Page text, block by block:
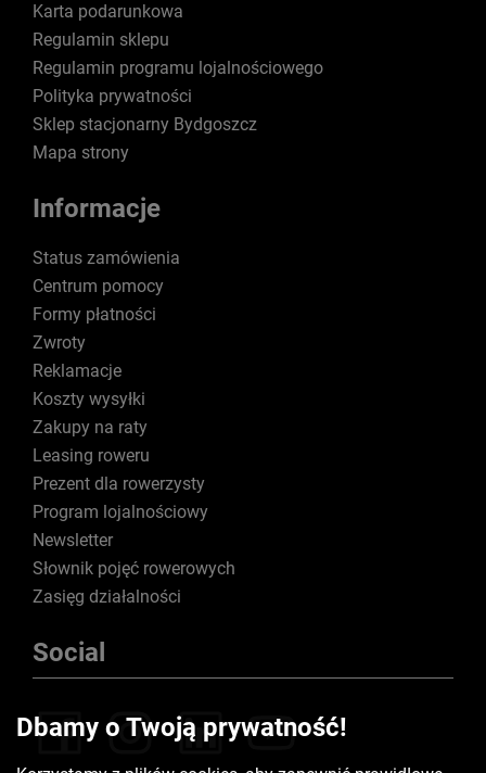
Karta podarunkowa
Regulamin sklepu
Regulamin programu lojalnościowego
Polityka prywatności
Sklep stacjonarny Bydgoszcz
Mapa strony
Informacje
Status zamówienia
Centrum pomocy
Formy płatności
Zwroty
Reklamacje
Koszty wysyłki
Zakupy na raty
Leasing roweru
Prezent dla rowerzysty
Program lojalnościowy
Newsletter
Słownik pojęć rowerowych
Zasięg działalności
Social
Dbamy o Twoją prywatność!